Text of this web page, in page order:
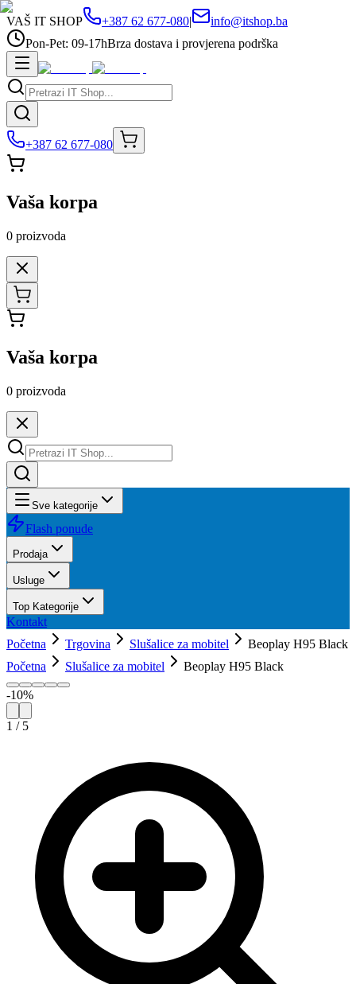
VAŠ IT SHOP +387 62 677-080|
info@itshop.ba
Pon-Pet: 09-17hBrza dostava i provjerena podrška
+387 62 677-080
Vaša korpa
0 proizvoda
Vaša korpa
0 proizvoda
Sve kategorije
Flash ponude
Prodaja
Usluge
Top Kategorije
Kontakt
Početna
Trgovina Slušalice za mobitel
Beoplay H95 Black
Početna
Slušalice za mobitel Beoplay H95 Black
-10%
1 / 5